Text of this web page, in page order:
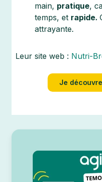
main, pratique,
temps, et rapide.
attrayante.
Leur site web : Nutri-
Je